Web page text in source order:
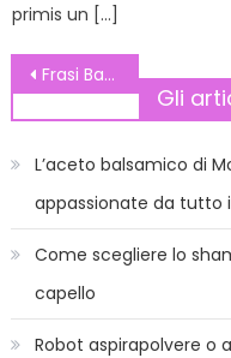
primis un […]
Navigazione
articoli
Frasi Baci Perugina
Gli
L’aceto balsamico di
appassionate da tutto
Come scegliere lo
capello
Robot aspirapolvere o